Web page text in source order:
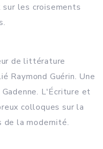
les croisements
de littérature
Raymond Guérin. Une
L'Écriture et
colloques sur la
de la modernité.